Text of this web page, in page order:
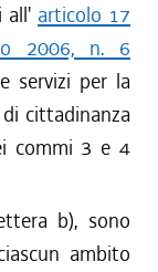
all' articolo 17
2006, n. 6
servizi per la
cittadinanza
commi 3 e 4
b), sono
ambito